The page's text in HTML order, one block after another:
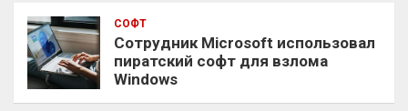
СОФТ
Сотрудник Microsoft использовал
пиратский софт для взлома
Windows